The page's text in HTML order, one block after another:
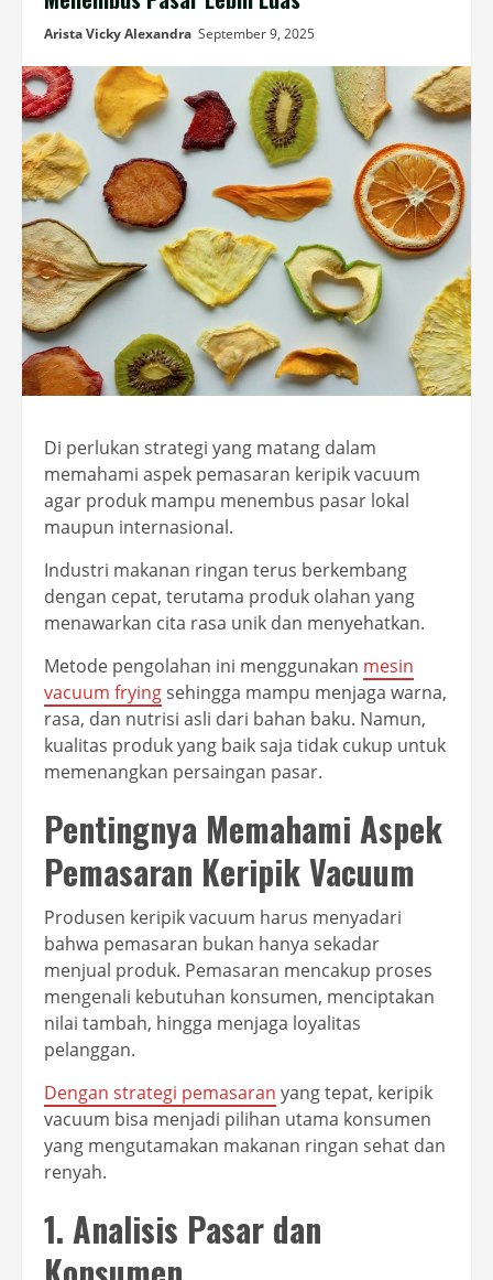
Arista Vicky Alexandra September 9, 2025
Di perlukan strategi yang matang dalam
memahami aspek pemasaran keripik vacuum
agar produk mampu menembus pasar lokal
maupun internasional.
Industri makanan ringan terus berkembang
dengan cepat, terutama produk olahan yang
menawarkan cita rasa unik dan menyehatkan.
Metode pengolahan ini menggunakan mesin
vacuum fryingsehingga mampu menjaga warna,
rasa, dan nutrisi asli dari bahan baku. Namun,
kualitas produk yang baik saja tidak cukup untuk
memenangkan persaingan pasar.
Pentingnya Memahami Aspek
Pemasaran Keripik Vacuum
Produsen keripik vacuum harus menyadari
bahwa pemasaran bukan hanya sekadar
menjual produk. Pemasaran mencakup proses
mengenali kebutuhan konsumen, menciptakan
nilai tambah, hingga menjaga loyalitas
pelanggan.
Dengan strategi pemasaran yang tepat, keripik
vacuum bisa menjadi pilihan utama konsumen
yang mengutamakan makanan ringan sehat dan
renyah.
1. Analisis Pasar dan